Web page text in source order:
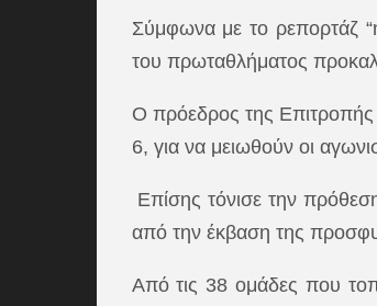
Σύμφωνα με το ρεπορτάζ
του πρωταθλήματος
Ο πρόεδρος της
6, για να μειωθούν οι
Επίσης τόνισε την
από την έκβαση της
Από τις 38 ομάδες που